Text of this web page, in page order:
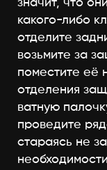
значит, что
какого-либо
отделите
возьмите за
поместите её
отделения
ватную
проведите
стараясь не